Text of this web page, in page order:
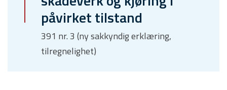
påvirket tilstand
391 nr. 3 (ny sakkyndig erklæring,
tilregnelighet)